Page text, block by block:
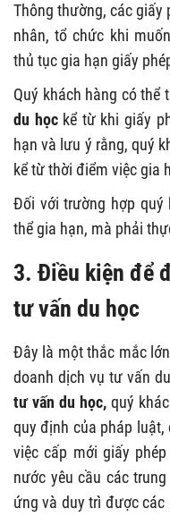
Thông thường, các giấy
nhân, tổ chức khi
thủ tục gia hạn giấy
Quý khách hàng có thể
du họckể từ khi giấy
hạn và lưu ý rằng, quý
kể từ thời điểm việc gia
Đối với trường hợp quý
thể gia hạn, mà phải
3. Điều kiện để
tư vấn du học
Đây là một thắc mắc
doanh dịch vụ tư vấn
tư vấn du học, quý
quy định của pháp
việc cấp mới giấy
nước yêu cầu các
ứng và duy trì được